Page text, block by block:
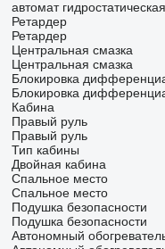
автомат гидростатическая
Ретардер
Ретардер
Центральная смазка
Центральная смазка
Блокировка
Блокировка
Кабина
Правый руль
Правый руль
Тип кабины
Двойная кабина
Спальное место
Спальное место
Подушка безопасности
Подушка безопасности
Автономный